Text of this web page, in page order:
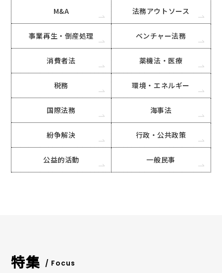
M&A 法務アウトソース
事業再生・倒産処理 ベンチャー法務
消費者法 薬機法・医療
税務 環境・エネルギー
国際法務 海事法
紛争解決 行政・公共政策
公益的活動 一般民事
特集 / Focus